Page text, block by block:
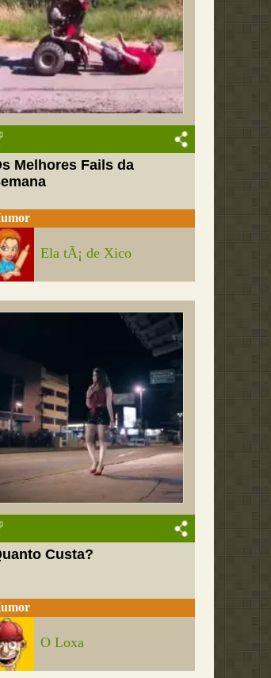
Melhores Fails da
Ela tÃ¡ de Xico
Custa?
O Loxa